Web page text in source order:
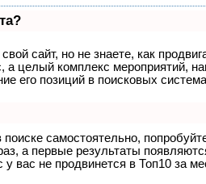
сайт, но не знаете, как
а целый комплекс мероприятий,
его позиций в поисковых
самостоятельно,
а первые результаты
вас не продвинется в Топ10 за